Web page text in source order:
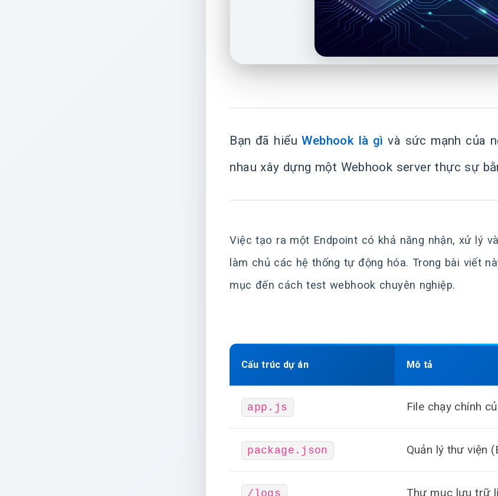
Bạn đã hiểuWebhook là gì và sức mạnh của
nhau xây dựng một Webhook server thực sự
Việc tạo ra một Endpoint có khả năng nhận, xử lý
làm chủ các hệ thống tự động hóa. Trong bài viết
mục đến cách test webhook chuyên nghiệp.
Cấu trúc dự án Mô tả
app.js File chạy chính
package.json Quản lý thư viện
Thư mục lưu trữ